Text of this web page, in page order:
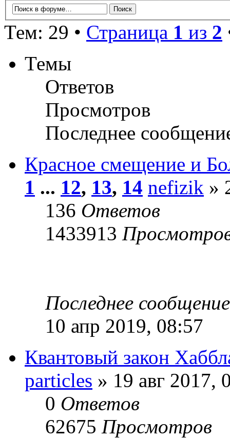
Тем: 29 • Страница 1 из 2
Темы
Ответов
Просмотров
Последнее
Красное смещение и
1 ... 12, 13, 14 nefizik »
136 Ответов
1433913
Последнее
10 апр 2019, 08:57
Квантовый закон
particles » 19 авг 2017,
0 Ответов
62675 Просмотров